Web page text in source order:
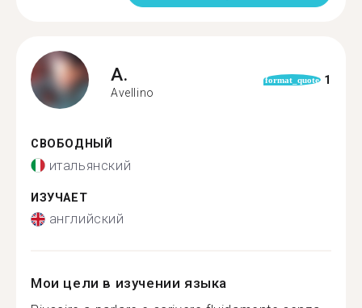
A.
Avellino
format_quote 1
СВОБОДНЫЙ
итальянский
ИЗУЧАЕТ
английский
Мои цели в изучении языка